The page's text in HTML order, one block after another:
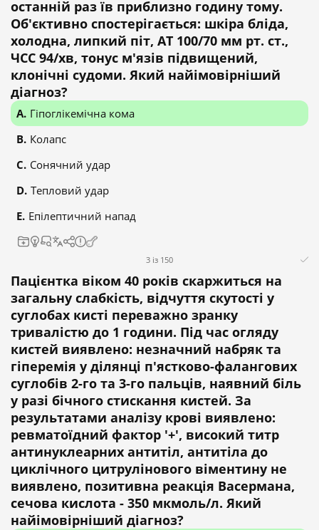
останній раз їв приблизно годину тому.
Об'єктивно спостерігається: шкіра бліда,
холодна, липкий піт, АТ 100/70 мм рт. ст.,
ЧСС 94/хв, тонус м'язів підвищений,
клонічні судоми. Який найімовірніший
діагноз?
Гіпоглікемічна кома
Колапс
Сонячний удар
Тепловий удар
Епілептичний напад
3 із 150
Пацієнтка віком 40 років скаржиться на
загальну слабкість, відчуття скутості у
суглобах кисті переважно зранку
тривалістю до 1 години. Під час огляду
кистей виявлено: незначний набряк та
гіперемія у ділянці п'ястково-фалангових
суглобів 2-го та 3-го пальців, наявний біль
у разі бічного стискання кистей. За
результатами аналізу крові виявлено:
ревматоїдний фактор '+', високий титр
антинуклеарних антитіл, антитіла до
циклічного цитрулінового віментину не
виявлено, позитивна реакція Васермана,
сечова кислота - 350 мкмоль/л. Який
найімовірніший діагноз?